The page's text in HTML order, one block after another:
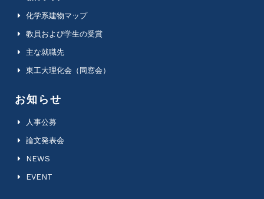
化学系建物マップ
教員および学生の受賞
主な就職先
東工大理化会（同窓会）
お知らせ
人事公募
論文発表会
NEWS
EVENT